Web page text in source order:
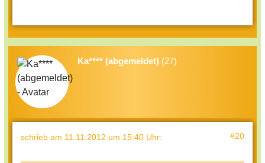
Ka**** (abgemeldet) (27)
schrieb am 11.11.2012 um 15:40 Uhr: #20